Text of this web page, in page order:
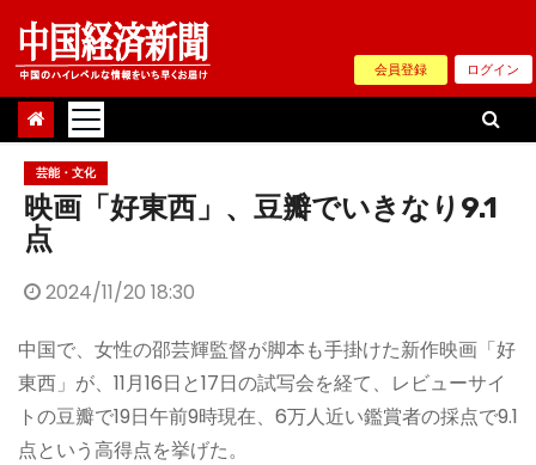
Skip
content
会員登録 ログイン
芸能・文化
映画「好東西」、豆瓣でいきなり9.1
点
2024/11/20 18:30
中国で、女性の邵芸輝監督が脚本も手掛けた新作映画「好
東西」が、11月16日と17日の試写会を経て、レビューサイ
トの豆瓣で19日午前9時現在、6万人近い鑑賞者の採点で9.1
点という高得点を挙げた。